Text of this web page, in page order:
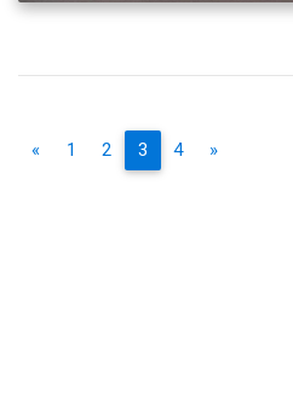
« 1 2 3 4 »